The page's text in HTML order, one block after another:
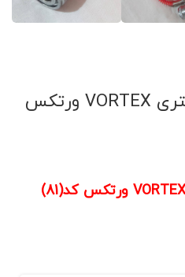
شیلنگ باد فنری 10 متری VORTEX ورتکس